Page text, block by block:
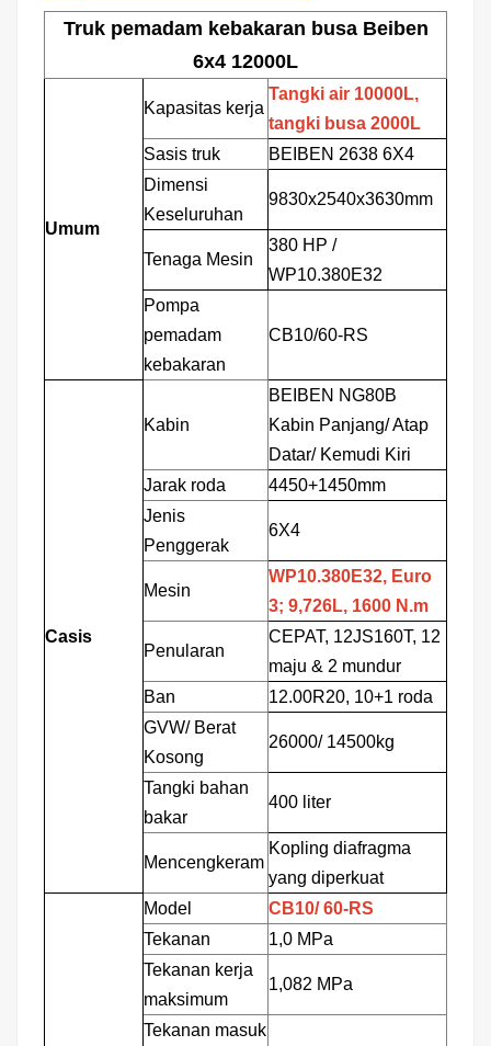
Truk pemadam kebakaran busa Beiben
6x4 12000L
Umum
Kapasitas kerja
Tangki air 10000L,
tangki busa 2000L
Sasis truk
BEIBEN 2638 6X4
Dimensi
Keseluruhan
9830x2540x3630mm
Tenaga Mesin
380 HP /
WP10.380E32
Pompa
pemadam
kebakaran
CB10/60-RS
Casis
Kabin
BEIBEN NG80B
Kabin Panjang/ Atap
Datar/ Kemudi Kiri
Jarak roda
4450+1450mm
Jenis
Penggerak
6X4
Mesin
WP10.380E32, Euro
3; 9,726L, 1600 N.m
Penularan
CEPAT, 12JS160T, 12
maju & 2 mundur
Ban
12.00R20, 10+1 roda
GVW/ Berat
Kosong
26000/ 14500kg
Tangki bahan
bakar
400 liter
Mencengkeram
Kopling diafragma
yang diperkuat
Model
CB10/60-RS
Tekanan
1,0 MPa
Tekanan kerja
maksimum
1,082 MPa
Tekanan masuk